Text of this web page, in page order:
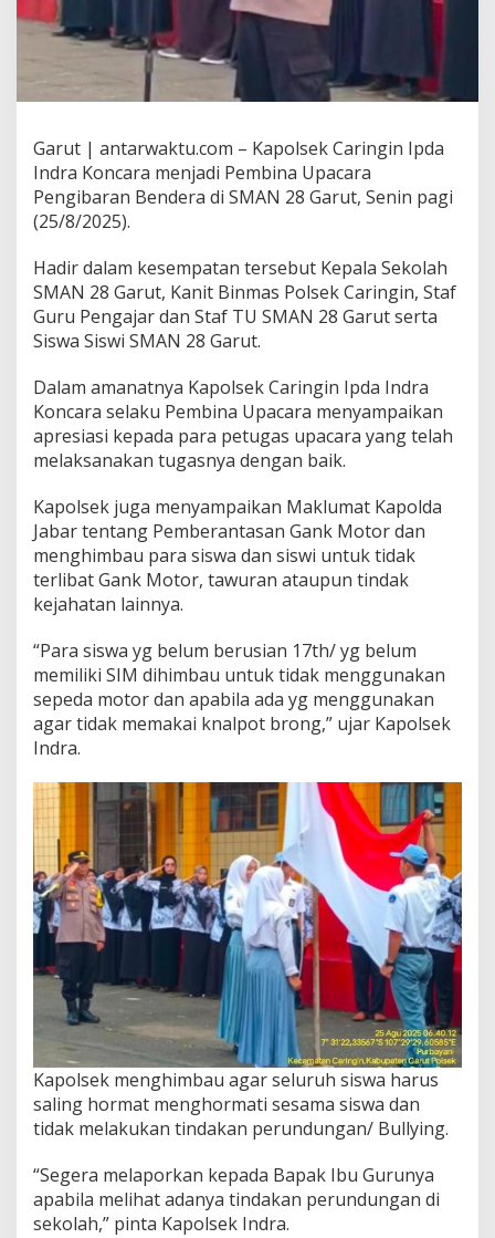
Garut | antarwaktu.com – Kapolsek Caringin Ipda
Indra Koncara menjadi Pembina Upacara
Pengibaran Bendera di SMAN 28 Garut, Senin pagi
(25/8/2025).
Hadir dalam kesempatan tersebut Kepala Sekolah
SMAN 28 Garut, Kanit Binmas Polsek Caringin, Staf
Guru Pengajar dan Staf TU SMAN 28 Garut serta
Siswa Siswi SMAN 28 Garut.
Dalam amanatnya Kapolsek Caringin Ipda Indra
Koncara selaku Pembina Upacara menyampaikan
apresiasi kepada para petugas upacara yang telah
melaksanakan tugasnya dengan baik.
Kapolsek juga menyampaikan Maklumat Kapolda
Jabar tentang Pemberantasan Gank Motor dan
menghimbau para siswa dan siswi untuk tidak
terlibat Gank Motor, tawuran ataupun tindak
kejahatan lainnya.
“Para siswa yg belum berusian 17th/ yg belum
memiliki SIM dihimbau untuk tidak menggunakan
sepeda motor dan apabila ada yg menggunakan
agar tidak memakai knalpot brong,” ujar Kapolsek
Indra.
Kapolsek menghimbau agar seluruh siswa harus
saling hormat menghormati sesama siswa dan
tidak melakukan tindakan perundungan/ Bullying.
“Segera melaporkan kepada Bapak Ibu Gurunya
apabila melihat adanya tindakan perundungan di
sekolah,” pinta Kapolsek Indra.